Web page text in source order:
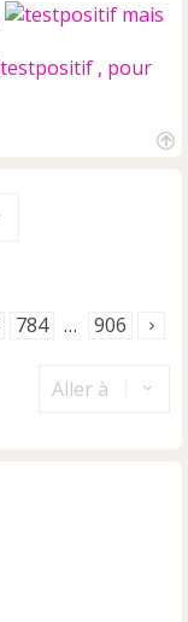
mais
, pour
784 … 906
Aller à